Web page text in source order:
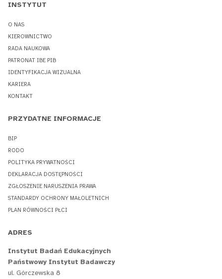
INSTYTUT
O NAS
KIEROWNICTWO
RADA NAUKOWA
PATRONAT IBE PIB
IDENTYFIKACJA WIZUALNA
KARIERA
KONTAKT
PRZYDATNE INFORMACJE
BIP
RODO
POLITYKA PRYWATNOŚCI
DEKLARACJA DOSTĘPNOŚCI
ZGŁOSZENIE NARUSZENIA PRAWA
STANDARDY OCHRONY MAŁOLETNICH
PLAN RÓWNOŚCI PŁCI
ADRES
Instytut Badań Edukacyjnych
Państwowy Instytut Badawczy
ul. Górczewska 8